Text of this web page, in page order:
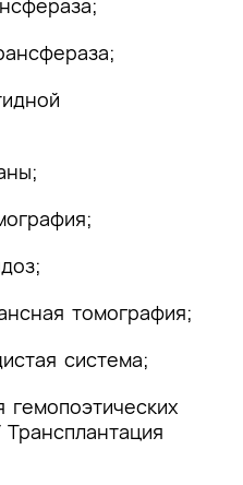
болезней и
или
томография;
система;